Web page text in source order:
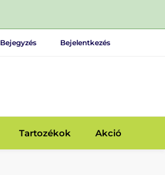
Bejegyzés Bejelentkezés
Tartozékok Akció